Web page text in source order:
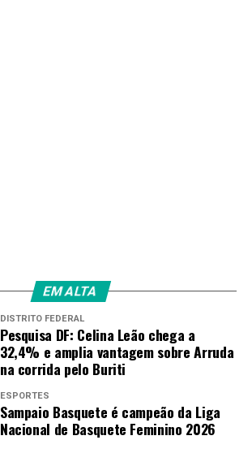
EM ALTA
DISTRITO FEDERAL
Pesquisa DF: Celina Leão chega a
32,4% e amplia vantagem sobre Arruda
na corrida pelo Buriti
ESPORTES
Sampaio Basquete é campeão da Liga
Nacional de Basquete Feminino 2026